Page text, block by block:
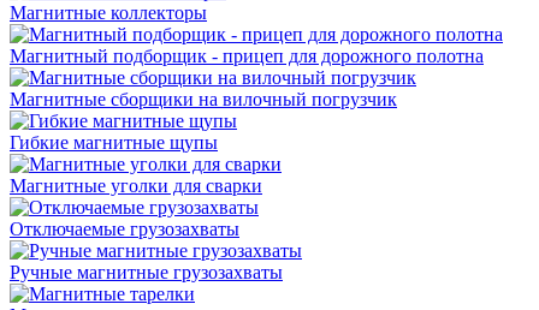
Магнитные коллекторы
Магнитный подборщик - прицеп для дорожного полотна
Магнитные сборщики на вилочный погрузчик
Гибкие магнитные щупы
Магнитные уголки для сварки
Отключаемые грузозахваты
Ручные магнитные грузозахваты